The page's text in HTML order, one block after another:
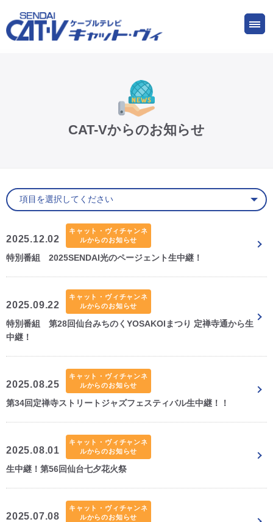
CAT-Vからのお知らせ
2025.12.02
キャット・ヴィチャンネ
ルからのお知らせ
特別番組 2025SENDAI光のページェント生中継！
2025.09.22
キャット・ヴィチャンネ
ルからのお知らせ
特別番組 第28回仙台みちのくYOSAKOIまつり 定禅寺通から生
中継！
2025.08.25
キャット・ヴィチャンネ
ルからのお知らせ
第34回定禅寺ストリートジャズフェスティバル生中継！！
2025.08.01
キャット・ヴィチャンネ
ルからのお知らせ
生中継！第56回仙台七夕花火祭
2025.07.08
キャット・ヴィチャンネ
ルからのお知らせ
仙台CATV キャット・ヴィってなに?
ケーブルプラス電話
サービスエリア
CM・広告掲載